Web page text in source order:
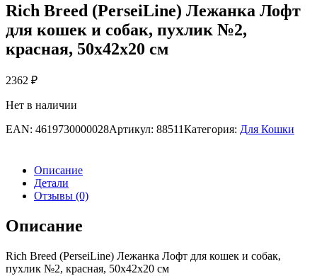
Rich Breed (PerseiLine) Лежанка Лофт
для кошек и собак, пухлик №2,
красная, 50х42х20 см
2362 ₽
Нет в наличии
EAN: 4619730000028Артикул: 88511Категория: Для Кошки
Описание
Детали
Отзывы (0)
Описание
Rich Breed (PerseiLine) Лежанка Лофт для кошек и собак,
пухлик №2, красная, 50х42х20 см